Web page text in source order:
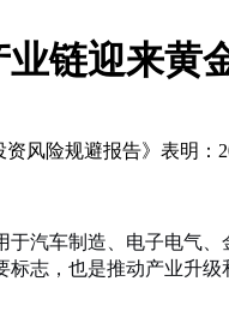
链迎来黄
风险规避报告》表明
汽车制造、电子电气
志，也是推动产业升级